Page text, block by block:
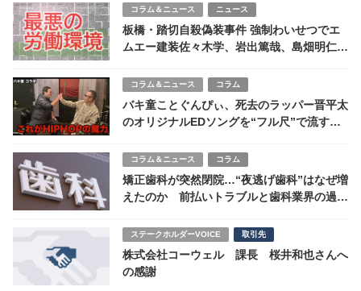
コラム＆ニュース ニュース
板橋・踏切自殺偽装事件 強制わいせつでエ
ムエー建装佐々木学、岩出篤哉、島畑明仁を
コラム＆ニュース コラム
バキ童ことぐんぴぃ、死去のラッパー晋平太
のオリジナルEDソングを“フル尺”で流す粋
コラム＆ニュース コラム
矯正歯科が突然閉院…“夜逃げ歯科”はなぜ増
えたのか 前払いトラブルと歯科業界の過酷
ステークホルダーVOICE 取引先
株式会社コーウェル 課長 桜井和也さんへ
の感謝